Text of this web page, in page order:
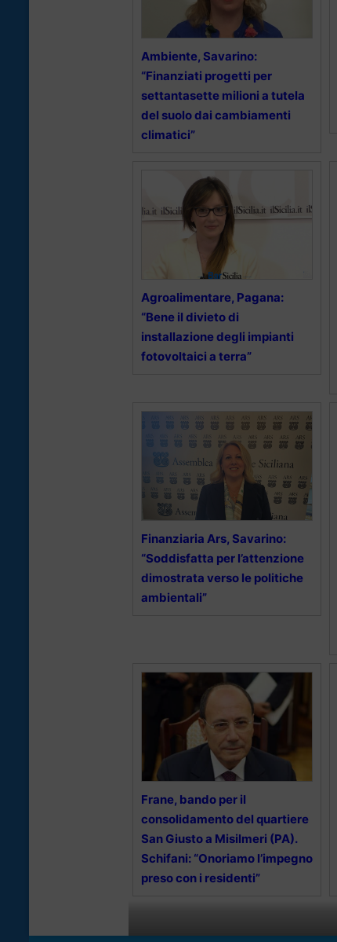
Ambiente, Savarino:
“Finanziati progetti per
settantasette milioni a tutela
del suolo dai cambiamenti
climatici”
Agroalimentare, Pagana:
“Bene il divieto di
installazione degli impianti
fotovoltaici a terra”
Finanziaria Ars, Savarino:
“Soddisfatta per l’attenzione
dimostrata verso le politiche
ambientali”
Frane, bando per il
consolidamento del quartiere
San Giusto a Misilmeri (PA).
Schifani: “Onoriamo l’impegno
preso con i residenti”